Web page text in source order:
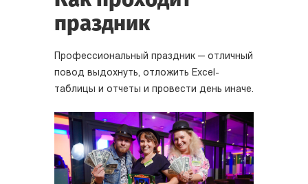
праздник
Профессиональный праздник — отличный
повод выдохнуть, отложить Excel-
таблицы и отчеты и провести день иначе.